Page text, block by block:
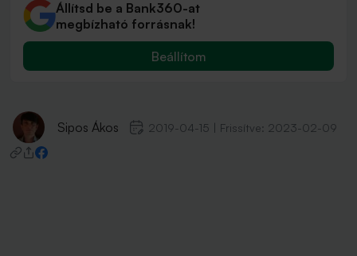
Állítsd be a Bank360-at
megbízható forrásnak!
Beállítom
Sipos Ákos 2019-04-15 Frissítve: 2023-02-09